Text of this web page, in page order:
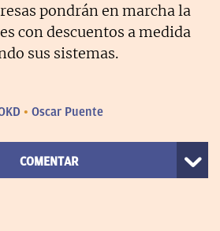
pondrán en marcha la
con descuentos a medida
sus sistemas.
Oscar Puente
COMENTAR